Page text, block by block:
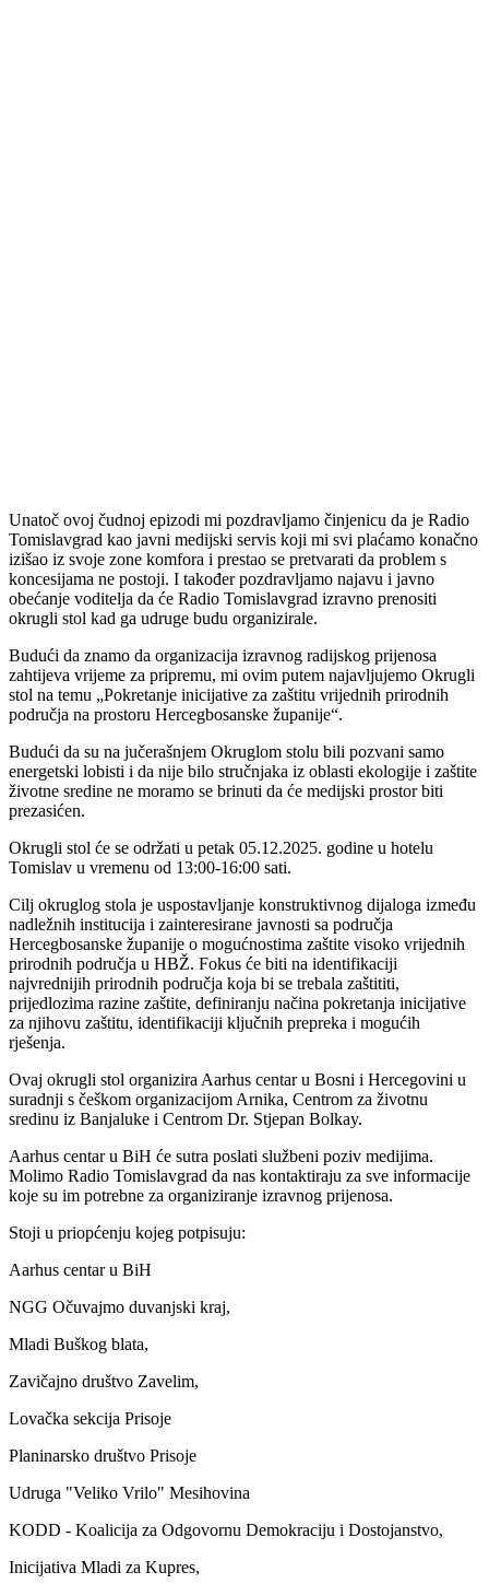
Unatoč ovoj čudnoj epizodi mi pozdravljamo činjenicu da je Radio
Tomislavgrad kao javni medijski servis koji mi svi plaćamo konačno
izišao iz svoje zone komfora i prestao se pretvarati da problem s
koncesijama ne postoji. I također pozdravljamo najavu i javno
obećanje voditelja da će Radio Tomislavgrad izravno prenositi
okrugli stol kad ga udruge budu organizirale.
Budući da znamo da organizacija izravnog radijskog prijenosa
zahtijeva vrijeme za pripremu, mi ovim putem najavljujemo Okrugli
stol na temu „Pokretanje inicijative za zaštitu vrijednih prirodnih
područja na prostoru Hercegbosanske županije“.
Budući da su na jučerašnjem Okruglom stolu bili pozvani samo
energetski lobisti i da nije bilo stručnjaka iz oblasti ekologije i zaštite
životne sredine ne moramo se brinuti da će medijski prostor biti
prezasićen.
Okrugli stol će se održati u petak 05.12.2025. godine u hotelu
Tomislav u vremenu od 13:00-16:00 sati.
Cilj okruglog stola je uspostavljanje konstruktivnog dijaloga između
nadležnih institucija i zainteresirane javnosti sa područja
Hercegbosanske županije o mogućnostima zaštite visoko vrijednih
prirodnih područja u HBŽ. Fokus će biti na identifikaciji
najvrednijih prirodnih područja koja bi se trebala zaštititi,
prijedlozima razine zaštite, definiranju načina pokretanja inicijative
za njihovu zaštitu, identifikaciji ključnih prepreka i mogućih
rješenja.
Ovaj okrugli stol organizira Aarhus centar u Bosni i Hercegovini u
suradnji s češkom organizacijom Arnika, Centrom za životnu
sredinu iz Banjaluke i Centrom Dr. Stjepan Bolkay.
Aarhus centar u BiH će sutra poslati službeni poziv medijima.
Molimo Radio Tomislavgrad da nas kontaktiraju za sve informacije
koje su im potrebne za organiziranje izravnog prijenosa.
Stoji u priopćenju kojeg potpisuju:
Aarhus centar u BiH
NGG Očuvajmo duvanjski kraj,
Mladi Buškog blata,
Zavičajno društvo Zavelim,
Lovačka sekcija Prisoje
Planinarsko društvo Prisoje
Udruga "Veliko Vrilo" Mesihovina
KODD - Koalicija za Odgovornu Demokraciju i Dostojanstvo,
Inicijativa Mladi za Kupres,